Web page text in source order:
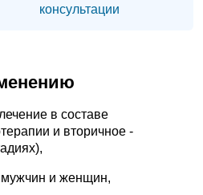
консультации
в составе
и вторичное -
мужчин и женщин,